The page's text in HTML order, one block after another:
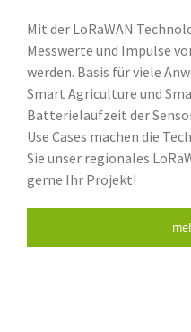
Mit der LoRaWAN
Messwerte und Impulse
werden. Basis für viele
Smart Agriculture und
Batterielaufzeit der
Use Cases machen die
Sie unser regionales
gerne Ihr Projekt!